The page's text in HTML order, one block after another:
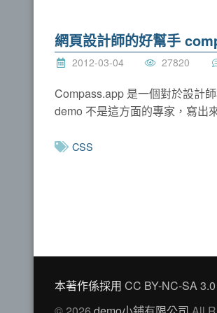
網頁設計師的好幫手
2012-03-04 27820
Compass.app 是一個對於設計
demo 不是這方面的專家，寫出
CSS
本著作係採用 CC BY-NC-SA 3.0